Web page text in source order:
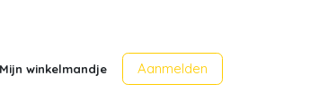
Mijn winkelmandje Aanmelden